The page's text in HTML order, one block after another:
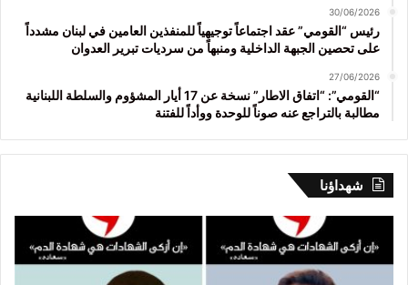
30/06/2026
رئيس “القومي” عقد اجتماعاً توجيهياً للمنفذين العامين في لبنان مشدداً
على تحصين الجبهة الداخلية ومنبهاً من سرديات تبرير العدوان
27/06/2026
“القومي”: “اتفاق الاطار” نسخة عن 17 أيار المشؤوم والسلطة اللبنانية
مطالبة بالتراجع عنه صوناً للوحدة ووأداً للفتنة
شهداؤنا